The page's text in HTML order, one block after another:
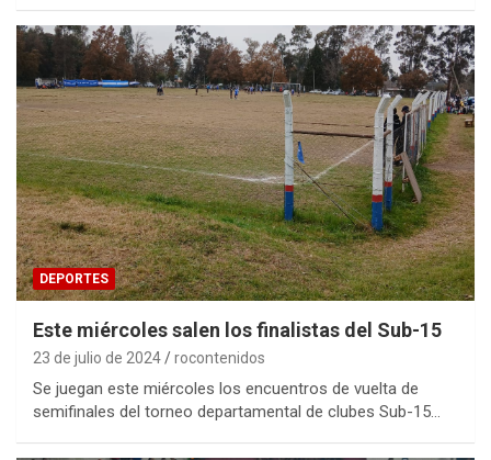
DEPORTES
Este miércoles salen los finalistas del Sub-15
23 de julio de 2024 rocontenidos
Se juegan este miércoles los encuentros de vuelta de
semifinales del torneo departamental de clubes Sub-15…